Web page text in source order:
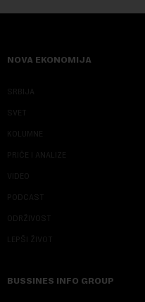
NOVA EKONOMIJA
SRBIJA
SVET
KOLUMNE
PRIČE I ANALIZE
VIDEO
PODCAST
ODRŽIVOST
LEPŠI ŽIVOT
BUSSINES INFO GROUP